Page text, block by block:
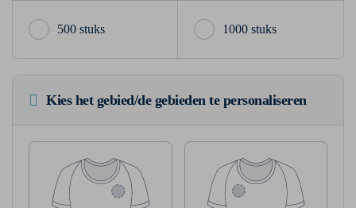
500 stuks 1000 stuks
Kies het gebied/de gebieden te personaliseren